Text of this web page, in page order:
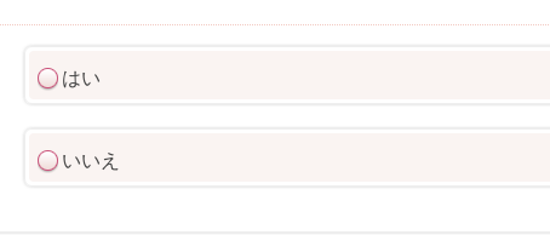
はい
いいえ